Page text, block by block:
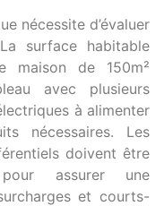
nécessite d’évaluer
surface habitable
maison de 150m²
avec plusieurs
à alimenter
nécessaires. Les
doivent être
pour assurer une
et courts-